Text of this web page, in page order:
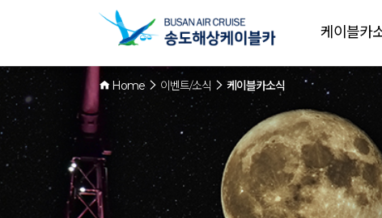
케이블카
Home 이벤트/소식 케이블카소식